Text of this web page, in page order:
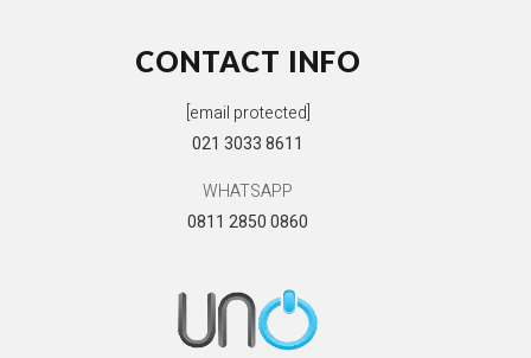
CONTACT INFO
[email protected]
021 3033 8611
WHATSAPP
0811 2850 0860